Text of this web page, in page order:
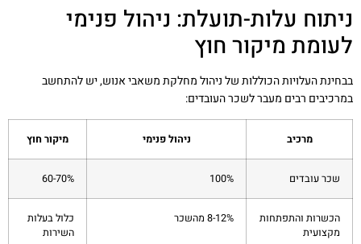
ניתוח עלות-תועלת: ניהול פנימי
לעומת מיקור חוץ
בבחינת העלויות הכוללות של ניהול מחלקת משאבי אנוש, יש להתחשב
במרכיבים רבים מעבר לשכר העובדים:
מרכיב ניהול פנימי מיקור חוץ
שכר עובדים 100%
60-70%
הכשרות והתפתחות
מקצועית
8-12% מהשכר
כלול בעלות
השירות